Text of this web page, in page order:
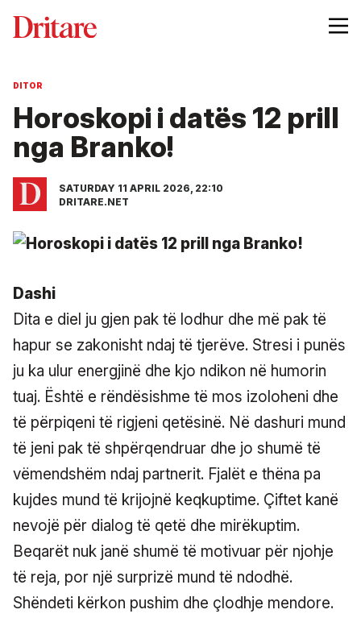
DITOR
Horoskopi i datës 12 prill
nga Branko!
SATURDAY 11 APRIL 2026, 22:10
DRITARE.NET
Dashi
Dita e diel ju gjen pak të lodhur dhe më pak të
hapur se zakonisht ndaj të tjerëve. Stresi i punës
ju ka ulur energjinë dhe kjo ndikon në humorin
tuaj. Është e rëndësishme të mos izoloheni dhe
të përpiqeni të rigjeni qetësinë. Në dashuri mund
të jeni pak të shpërqendruar dhe jo shumë të
vëmendshëm ndaj partnerit. Fjalët e thëna pa
kujdes mund të krijojnë keqkuptime. Çiftet kanë
nevojë për dialog të qetë dhe mirëkuptim.
Beqarët nuk janë shumë të motivuar për njohje
të reja, por një surprizë mund të ndodhë.
Shëndeti kërkon pushim dhe çlodhje mendore.